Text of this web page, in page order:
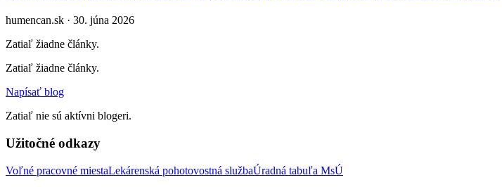
humencan.sk · 30. júna 2026
Zatiaľ žiadne články.
Zatiaľ žiadne články.
Napísať blog
Zatiaľ nie sú aktívni blogeri.
Užitočné odkazy
Voľné pracovné miestaLekárenská pohotovostná službaÚradná tabuľa MsÚ